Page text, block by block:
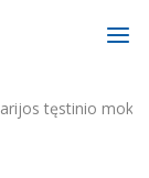
tęstinio